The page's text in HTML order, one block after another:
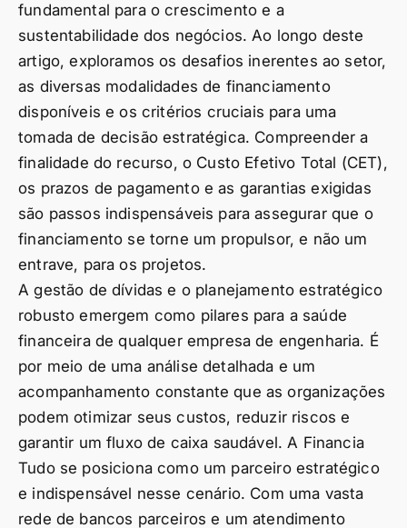
fundamental para o crescimento e a
sustentabilidade dos negócios. Ao longo deste
artigo, exploramos os desafios inerentes ao setor,
as diversas modalidades de financiamento
disponíveis e os critérios cruciais para uma
tomada de decisão estratégica. Compreender a
finalidade do recurso, o Custo Efetivo Total (CET),
os prazos de pagamento e as garantias exigidas
são passos indispensáveis para assegurar que o
financiamento se torne um propulsor, e não um
entrave, para os projetos.
A gestão de dívidas e o planejamento estratégico
robusto emergem como pilares para a saúde
financeira de qualquer empresa de engenharia. É
por meio de uma análise detalhada e um
acompanhamento constante que as organizações
podem otimizar seus custos, reduzir riscos e
garantir um fluxo de caixa saudável. A Financia
Tudo se posiciona como um parceiro estratégico
e indispensável nesse cenário. Com uma vasta
rede de bancos parceiros e um atendimento